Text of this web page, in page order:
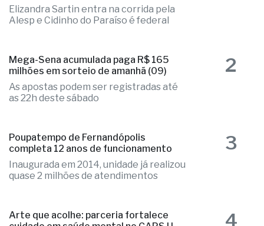
Elizandra Sartin entra na corrida pela
Alesp e Cidinho do Paraíso é federal
Mega-Sena acumulada paga R$ 165
milhões em sorteio de amanhã (09)
As apostas podem ser registradas até
as 22h deste sábado
2
Poupatempo de Fernandópolis
completa 12 anos de funcionamento
Inaugurada em 2014, unidade já realizou
quase 2 milhões de atendimentos
3
Arte que acolhe: parceria fortalece
4